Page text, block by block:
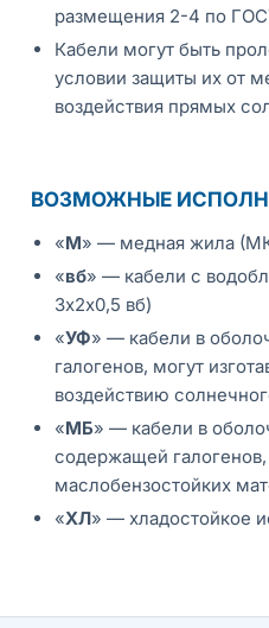
размещения 2-4 по
Кабели могут быть
условии защиты их от
воздействия прямых
ВОЗМОЖНЫЕ
«М» — медная жила
«вб» — кабели с
3х2х0,5 вб)
«УФ» — кабели в
галогенов, могут
воздействию
«МБ» — кабели в
содержащей галогенов,
маслобензостойких
«ХЛ» — хладостойкое